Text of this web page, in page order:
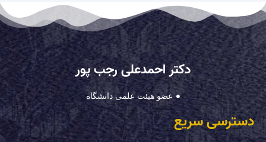
دکتر احمدعلی رجب پور
عضو هیئت علمی دانشگاه
دسترسی سریع